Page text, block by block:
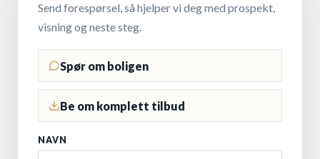
Send forespørsel, så hjelper vi deg med prospekt,
visning og neste steg.
Spør om boligen
Be om komplett tilbud
NAVN